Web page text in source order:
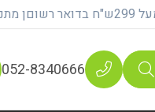
399 ש"ח
052-8340666